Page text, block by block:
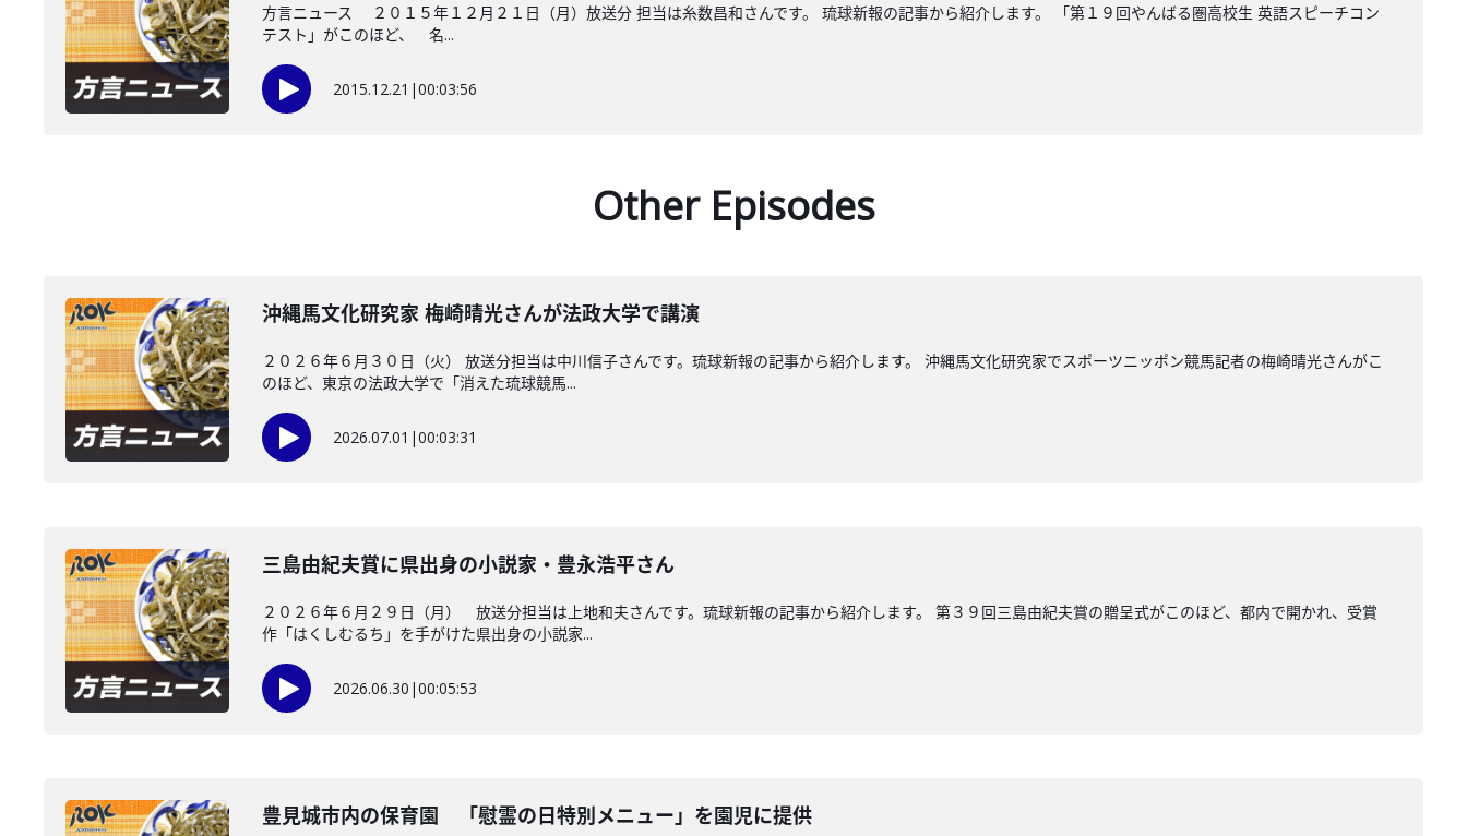
方言ニュース ２０１５年１２月２１日（月）放送分 担当は糸数昌和さんです。 琉球新報の記事から紹介します。 「第１９回やんばる圏高校生 英語スピーチコン
テスト」がこのほど、 名...
2015.12.21 |00:03:56
Other Episodes
沖縄馬文化研究家 梅崎晴光さんが法政大学で講演
２０２６年６月３０日（火） 放送分担当は中川信子さんです。琉球新報の記事から紹介します。 沖縄馬文化研究家でスポーツニッポン競馬記者の梅崎晴光さんがこ
のほど、東京の法政大学で「消えた琉球競馬...
2026.07.01 |00:03:31
三島由紀夫賞に県出身の小説家・豊永浩平さん
２０２６年６月２９日（月） 放送分担当は上地和夫さんです。琉球新報の記事から紹介します。 第３９回三島由紀夫賞の贈呈式がこのほど、都内で開かれ、受賞
作「はくしむるち」を手がけた県出身の小説家...
2026.06.30 |00:05:53
豊見城市内の保育園 「慰霊の日特別メニュー」を園児に提供